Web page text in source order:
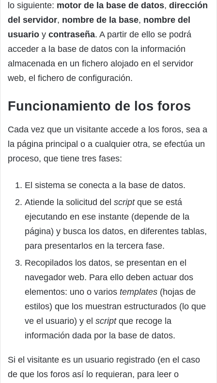
lo siguiente: motor de la base de datos, dirección
del servidor, nombre de la base, nombre del
usuario y contraseña. A partir de ello se podrá
acceder a la base de datos con la información
almacenada en un fichero alojado en el servidor
web, el fichero de configuración.
Funcionamiento de los foros
Cada vez que un visitante accede a los foros, sea a
la página principal o a cualquier otra, se efectúa un
proceso, que tiene tres fases:
El sistema se conecta a la base de datos.
Atiende la solicitud del scriptque se está
ejecutando en ese instante (depende de la
página) y busca los datos, en diferentes tablas,
para presentarlos en la tercera fase.
Recopilados los datos, se presentan en el
navegador web. Para ello deben actuar dos
elementos: uno o varios templates (hojas de
estilos) que los muestran estructurados (lo que
ve el usuario) y el scriptque recoge la
información dada por la base de datos.
Si el visitante es un usuario registrado (en el caso
de que los foros así lo requieran, para leer o